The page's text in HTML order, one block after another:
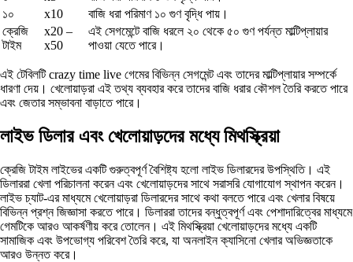
১০
x10
বাজি ধরা পরিমাণ ১০ গুণ বৃদ্ধি পায়।
ক্রেজি
টাইম
x20 –
x50
এই সেগমেন্টে বাজি ধরলে ২০ থেকে ৫০ গুণ পর্যন্ত মাল্টিপ্লায়ার
পাওয়া যেতে পারে।
এই টেবিলটি crazy time live গেমের বিভিন্ন সেগমেন্ট এবং তাদের মাল্টিপ্লায়ার সম্পর্কে
ধারণা দেয়। খেলোয়াড়রা এই তথ্য ব্যবহার করে তাদের বাজি ধরার কৌশল তৈরি করতে পারে
এবং জেতার সম্ভাবনা বাড়াতে পারে।
লাইভ ডিলার এবং খেলোয়াড়দের মধ্যে মিথস্ক্রিয়া
ক্রেজি টাইম লাইভের একটি গুরুত্বপূর্ণ বৈশিষ্ট্য হলো লাইভ ডিলারদের উপস্থিতি। এই
ডিলাররা খেলা পরিচালনা করেন এবং খেলোয়াড়দের সাথে সরাসরি যোগাযোগ স্থাপন করেন।
লাইভ চ্যাট-এর মাধ্যমে খেলোয়াড়রা ডিলারদের সাথে কথা বলতে পারে এবং খেলার বিষয়ে
বিভিন্ন প্রশ্ন জিজ্ঞাসা করতে পারে। ডিলাররা তাদের বন্ধুত্বপূর্ণ এবং পেশাদারিত্বের মাধ্যমে
গেমটিকে আরও আকর্ষণীয় করে তোলেন। এই মিথস্ক্রিয়া খেলোয়াড়দের মধ্যে একটি
সামাজিক এবং উপভোগ্য পরিবেশ তৈরি করে, যা অনলাইন ক্যাসিনো খেলার অভিজ্ঞতাকে
আরও উন্নত করে।